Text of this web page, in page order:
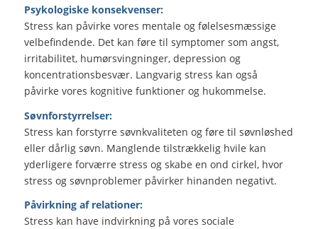
Psykologiske konsekvenser:
Stress kan påvirke vores mentale og følelsesmæssige
velbefindende. Det kan føre til symptomer som angst,
irritabilitet, humørsvingninger, depression og
koncentrationsbesvær. Langvarig stress kan også
påvirke vores kognitive funktioner og hukommelse.
Søvnforstyrrelser:
Stress kan forstyrre søvnkvaliteten og føre til søvnløshed
eller dårlig søvn. Manglende tilstrækkelig hvile kan
yderligere forværre stress og skabe en ond cirkel, hvor
stress og søvnproblemer påvirker hinanden negativt.
Påvirkning af relationer:
Stress kan have indvirkning på vores sociale